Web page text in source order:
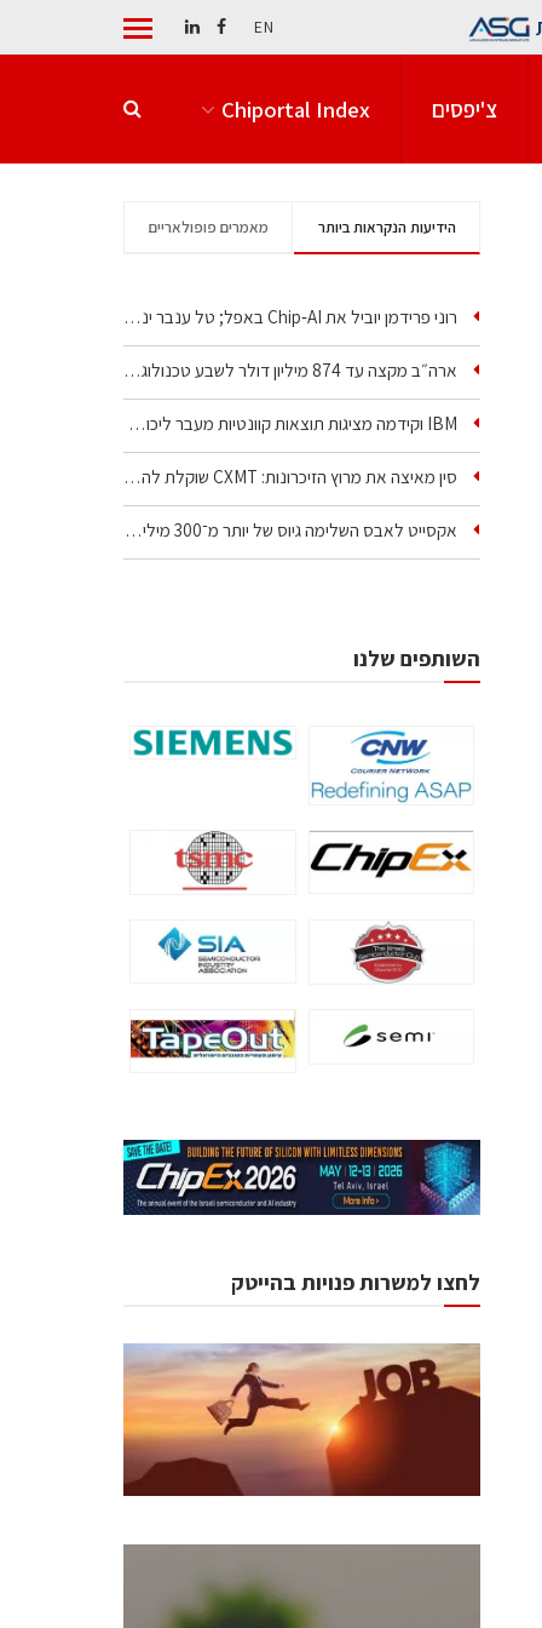
EN
צ'יפסים Chiportal Index
הידיעות הנקראות ביותר מאמרים פופולאריים
רוני פרידמן יוביל את Chip‑AI באפל; טל ענבר ינהל את…
ארה״ב מקצה עד 874 מיליון דולר לשבע טכנולוגיות שבבים…
IBM וקידמה מציגות תוצאות קוונטיות מעבר ליכולת…
סין מאיצה את מרוץ הזיכרונות: CXMT שוקלת להקים מפעל…
אקסייט לאבס השלימה גיוס של יותר מ־300 מיליון דולר…
השותפים שלנו
לחצו למשרות פנויות בהייטק